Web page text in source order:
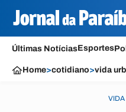
Últimas NotíciasEsportes
Home>cotidiano>vida